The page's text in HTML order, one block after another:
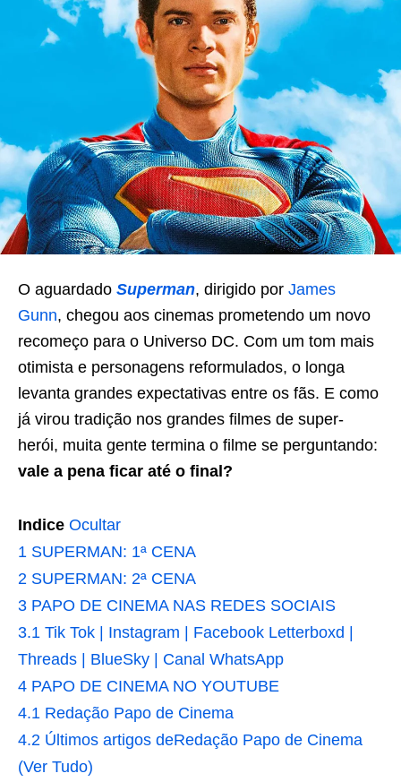
O aguardado Superman, dirigido por James
Gunn, chegou aos cinemas prometendo um novo
recomeço para o Universo DC. Com um tom mais
otimista e personagens reformulados, o longa
levanta grandes expectativas entre os fãs. E como
já virou tradição nos grandes filmes de super-
herói, muita gente termina o filme se perguntando:
vale a pena ficar até o final?
Indice Ocultar
1 SUPERMAN: 1ª CENA
2 SUPERMAN: 2ª CENA
3 PAPO DE CINEMA NAS REDES SOCIAIS
3.1 Tik Tok | Instagram | Facebook Letterboxd |
Threads | BlueSky | Canal WhatsApp
4 PAPO DE CINEMA NO YOUTUBE
4.1 Redação Papo de Cinema
4.2 Últimos artigos deRedação Papo de Cinema
(Ver Tudo)